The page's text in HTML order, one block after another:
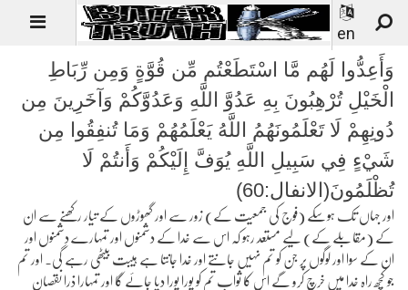
en
وَأَعِدُّوا لَهُم مَّا اسْتَطَعْتُم مِّن قُوَّةٍ وَمِن رِّبَاطِ
الْخَيْلِ تُرْهِبُونَ بِهِ عَدُوَّ اللَّهِ وَعَدُوَّكُمْ وَآخَرِينَ مِن
دُونِهِمْ لَا تَعْلَمُونَهُمُ اللَّهُ يَعْلَمُهُمْ وَمَا تُنفِقُوا مِن
شَيْءٍ فِي سَبِيلِ اللَّهِ يُوَفَّ إِلَيْكُمْ وَأَنتُمْ لَا
تُظْلَمُونَ(الانفال:60)
اور جہاں تک ہوسکے (فوج کی جمعیت کے) زور سے اور گھوڑوں کے تیار رکھنے سے ان
کے (مقابلے کے) لیے مستعد رہو کہ اس سے خدا کے دشمنوں اور تمہارے دشمنوں اور
ان کے سوا اور لوگوں پر جن کو تم نہیں جانتے اور خدا جانتا ہے ہیبت بیٹھی رہے گی۔ اور تم
جو کچھ راہ خدا میں خرچ کرو گے اس کا ثواب تم کو پورا پورا دیا جائے گا اور تمہارا ذرا نقصان